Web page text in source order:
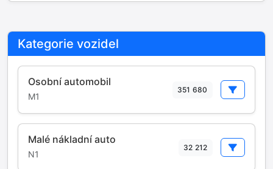
Kategorie vozidel
Osobní automobil
M1
351 680
Malé nákladní auto
N1
32 212